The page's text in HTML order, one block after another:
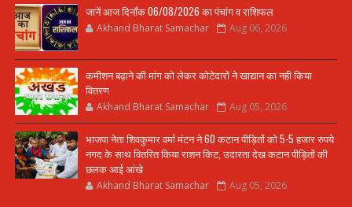
जानें आज दिनाँक 06/08/2026 का पंचांग व राशिफल
Akhand Bharat Samachar Aug 06, 2026
कमीशन बढ़ाने की मांग को लेकर कोटेदारों ने खाद्यान का नही किया
वितरण
Akhand Bharat Samachar Aug 05, 2026
भाजपा नेता शिवकुमार वर्मा मंटन ने 60 कटान पीड़ितों को 5-5 हजार रुपये
नगद के साथ वितरित किया राशन किट, उदारता देख कटान पीड़ितों की
छलक आई आंखे
Akhand Bharat Samachar Aug 05, 2026